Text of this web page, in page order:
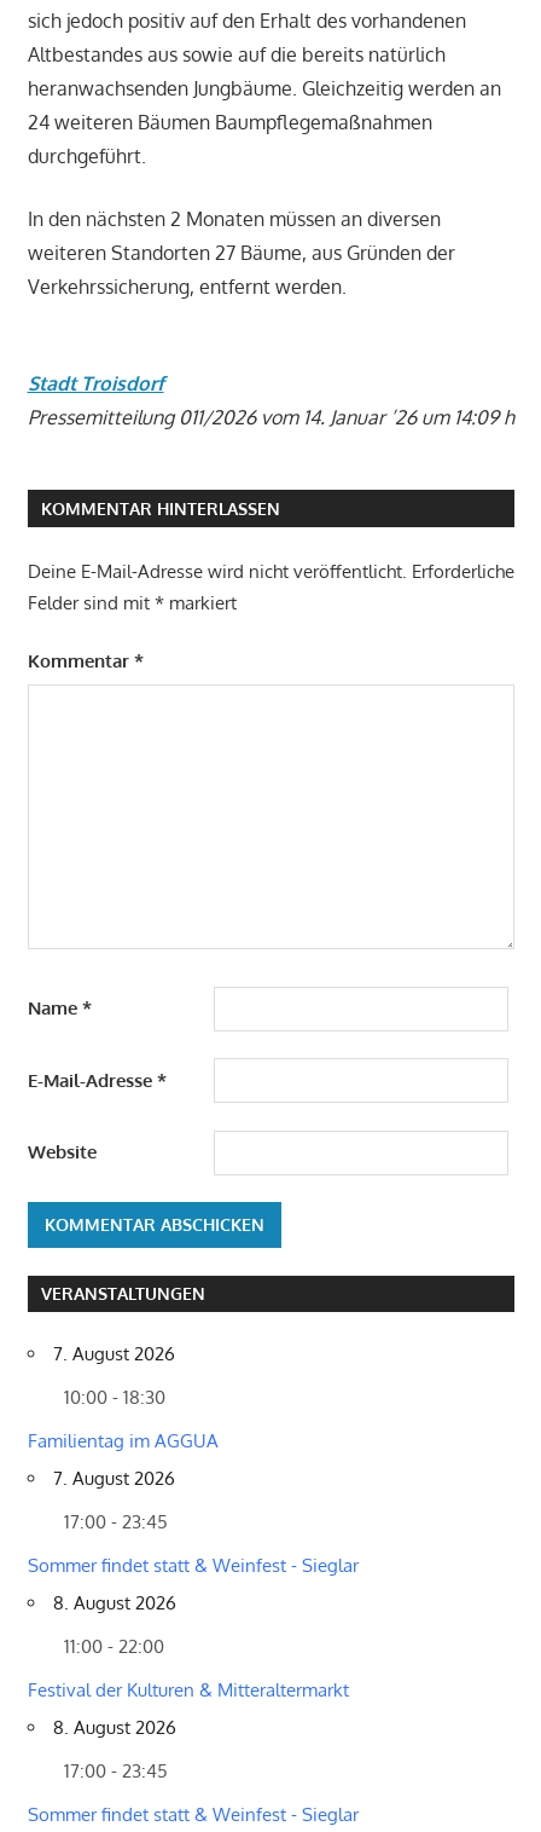
sich jedoch positiv auf den Erhalt des vorhandenen
Altbestandes aus sowie auf die bereits natürlich
heranwachsenden Jungbäume. Gleichzeitig werden an
24 weiteren Bäumen Baumpflegemaßnahmen
durchgeführt.
In den nächsten 2 Monaten müssen an diversen
weiteren Standorten 27 Bäume, aus Gründen der
Verkehrssicherung, entfernt werden.
Stadt Troisdorf
Pressemitteilung 011/2026 vom 14. Januar ’26 um 14:09 h
KOMMENTAR HINTERLASSEN
Deine E-Mail-Adresse wird nicht veröffentlicht. Erforderliche
Felder sind mit *markiert
Kommentar *
Name *
E-Mail-Adresse *
Website
VERANSTALTUNGEN
7. August 2026
10:00 - 18:30
Familientag im AGGUA
7. August 2026
17:00 - 23:45
Sommer findet statt & Weinfest - Sieglar
8. August 2026
11:00 - 22:00
Festival der Kulturen & Mitteraltermarkt
8. August 2026
17:00 - 23:45
Sommer findet statt & Weinfest - Sieglar